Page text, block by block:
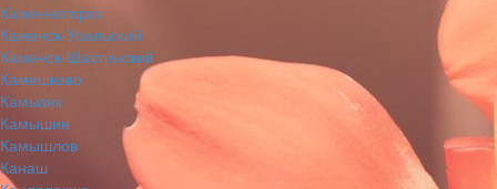
Каменногорск
Каменск-Уральский
Каменск-Шахтинский
Камешково
Камызяк
Камышин
Камышлов
Канаш